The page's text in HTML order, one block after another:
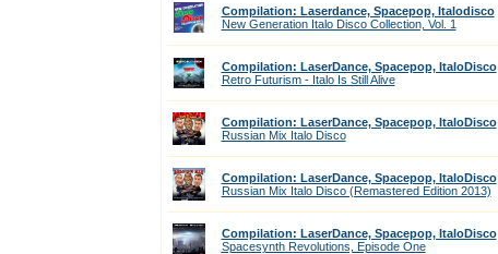
Compilation: Laserdance, Spacepop, Italodisco
New Generation Italo Disco Collection, Vol. 1
Compilation: LaserDance, Spacepop, ItaloDisco
Retro Futurism - Italo Is Still Alive
Compilation: LaserDance, Spacepop, ItaloDisco
Russian Mix Italo Disco
Compilation: LaserDance, Spacepop, ItaloDisco
Russian Mix Italo Disco (Remastered Edition 2013)
Compilation: LaserDance, Spacepop, ItaloDisco
Spacesynth Revolutions, Episode One